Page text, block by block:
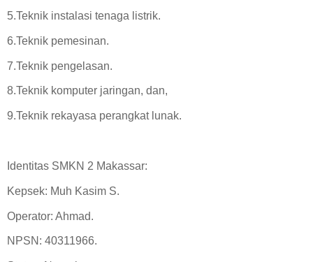
5.Teknik instalasi tenaga listrik.
6.Teknik pemesinan.
7.Teknik pengelasan.
8.Teknik komputer jaringan, dan,
9.Teknik rekayasa perangkat lunak.
Identitas SMKN 2 Makassar:
Kepsek: Muh Kasim S.
Operator: Ahmad.
NPSN: 40311966.